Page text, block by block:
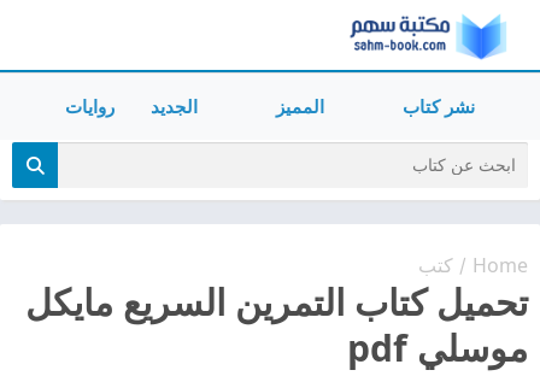
نشر كتاب المميز الجديد روايات
Home
/ كتب
تحميل كتاب التمرين السريع مايكل
موسلي pdf